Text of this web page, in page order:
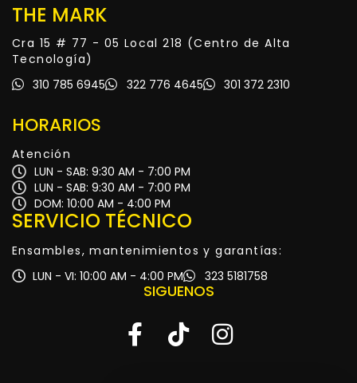
THE MARK
Cra 15 # 77 - 05 Local 218 (Centro de Alta
Tecnología)
310 785 6945
322 776 4645 301 372 2310
HORARIOS
Atención
LUN - SAB: 9:30 AM - 7:00 PM
LUN - SAB: 9:30 AM - 7:00 PM
DOM: 10:00 AM - 4:00 PM
SERVICIO TÉCNICO
Ensambles, mantenimientos y garantías:
LUN - VI: 10:00 AM - 4:00 PM
323 5181758
SIGUENOS